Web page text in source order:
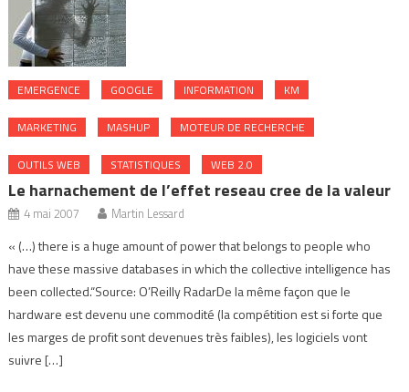
EMERGENCE GOOGLE INFORMATION KM
MARKETING MASHUP MOTEUR DE RECHERCHE
OUTILS WEB STATISTIQUES WEB 2.0
Le harnachement de l’effet reseau cree de la valeur
4 mai 2007 Martin Lessard
« (…) there is a huge amount of power that belongs to people who
have these massive databases in which the collective intelligence has
been collected.“Source: O’Reilly RadarDe la même façon que le
hardware est devenu une commodité (la compétition est si forte que
les marges de profit sont devenues très faibles), les logiciels vont
suivre […]